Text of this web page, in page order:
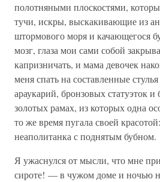
полотняными плоскостями,
тучи, искры, выскакивающие из
штормового моря и качающегося
мозг, глаза мои сами собой
капризничать, и мама девочек
меня спать на составленные
араукарий, бронзовых статуэток
золотых рамах, из которых одна
то же время пугала своей
неаполитанка с поднятым бубном.
Я ужаснулся от мысли, что мне
сироте! — в чужом доме и ночью